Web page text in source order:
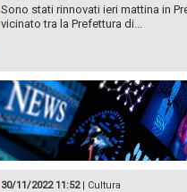
Sono stati rinnovati ieri mattina in
vicinato tra la Prefettura di...
30/11/2022 11:52| Cultura